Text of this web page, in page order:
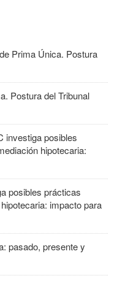
Prima Única. Postura
Postura del Tribunal
investiga posibles
hipotecaria:
posibles prácticas
impacto para
pasado, presente y